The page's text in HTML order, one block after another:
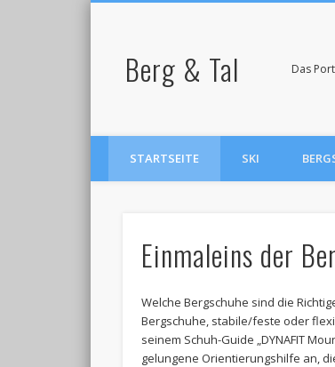
Berg & Tal Das
STARTSEITE SKI
Einmaleins der
Welche Bergschuhe sind die
Bergschuhe, stabile/feste oder
seinem Schuh-Guide „DYNAFIT
gelungene Orientierungshilfe an,